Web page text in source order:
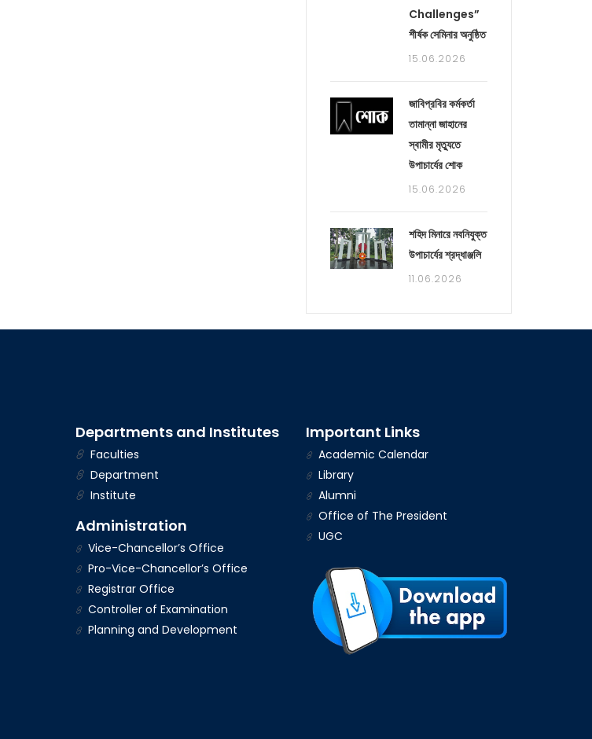
Challenges”
শীর্ষক সেমিনার অনুষ্ঠিত
15.06.2026
জাবিপ্রবির কর্মকর্তা
তামান্না জাহানের
স্বামীর মৃত্যুতে
উপাচার্যের শোক
15.06.2026
শহিদ মিনারে নবনিযুক্ত
উপাচার্যের শ্রদ্ধাঞ্জলি
11.06.2026
Departments and Institutes
Faculties
Department
Institute
Administration
Vice-Chancellor’s Office
Pro-Vice-Chancellor’s Office
Registrar Office
Controller of Examination
Planning and Development
Important Links
Academic Calendar
Library
Alumni
Office of The President
UGC